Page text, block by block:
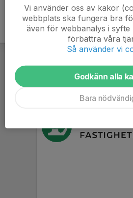
Vi använder oss av kakor
webbplats ska fungera bra
även för webbanalys i syfte
förbättra våra
Så använder vi
Godkänn alla
Bara